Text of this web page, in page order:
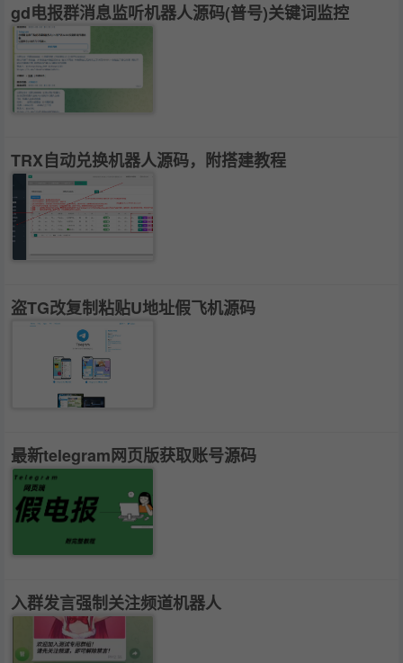
gd电报群消息监听机器人源码(普号)关键词监控
TRX自动兑换机器人源码，附搭建教程
盗TG改复制粘贴U地址假飞机源码
最新telegram网页版获取账号源码
入群发言强制关注频道机器人